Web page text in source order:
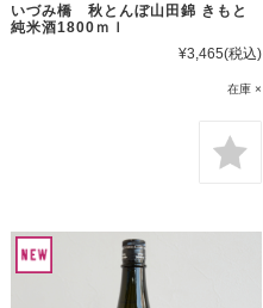
いづみ橋 秋とんぼ山田錦 きもと
純米酒1800ｍｌ
¥3,465(税込)
在庫 ×